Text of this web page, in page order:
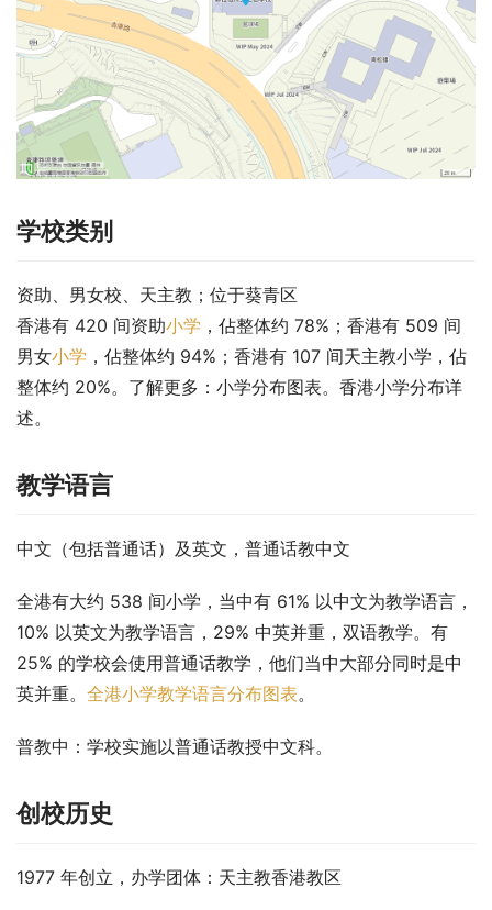
学校类别
资助、男女校、天主教；位于葵青区
香港有 420 间资助小学 ，佔整体约 78%；香港有 509 间
男女小学 ，佔整体约 94%；香港有 107 间天主教小学，佔
整体约 20%。了解更多：小学分布图表。香港小学分布详
述。
教学语言
中文（包括普通话）及英文，普通话教中文
全港有大约 538 间小学，当中有 61% 以中文为教学语言，
10% 以英文为教学语言，29% 中英并重，双语教学。有
25% 的学校会使用普通话教学，他们当中大部分同时是中
英并重。 全港小学教学语言分布图表。
普教中 ：学校实施以普通话教授中文科。
创校历史
1977 年创立，办学团体：天主教香港教区